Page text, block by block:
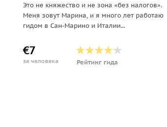
Это не княжество и не зона «без налогов».
Меня зовут Марина, и я много лет работаю
гидом в Сан-Марино и Италии...
€7
за человека Рейтинг гида